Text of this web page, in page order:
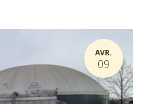
AVR.
09